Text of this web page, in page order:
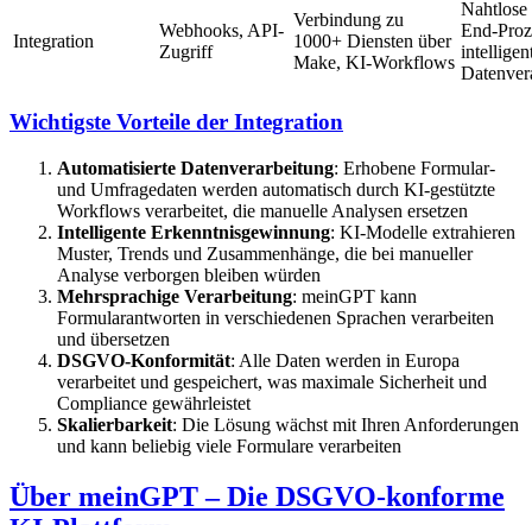
Integration
Webhooks, API-
Zugriff
Verbindung zu
1000+ Diensten über
Make, KI-Workflows
End-
Wichtigste Vorteile der Integration
Automatisierte Datenverarbeitung: Erhobene Formular-
und Umfragedaten werden automatisch durch KI-gestützte
Workflows verarbeitet, die manuelle Analysen ersetzen
Intelligente Erkenntnisgewinnung: KI-Modelle extrahieren
Muster, Trends und Zusammenhänge, die bei manueller
Analyse verborgen bleiben würden
Mehrsprachige Verarbeitung: meinGPT kann
Formularantworten in verschiedenen Sprachen verarbeiten
und übersetzen
DSGVO-Konformität: Alle Daten werden in Europa
verarbeitet und gespeichert, was maximale Sicherheit und
Compliance gewährleistet
Skalierbarkeit: Die Lösung wächst mit Ihren Anforderungen
und kann beliebig viele Formulare verarbeiten
Über meinGPT – Die DSGVO-konforme